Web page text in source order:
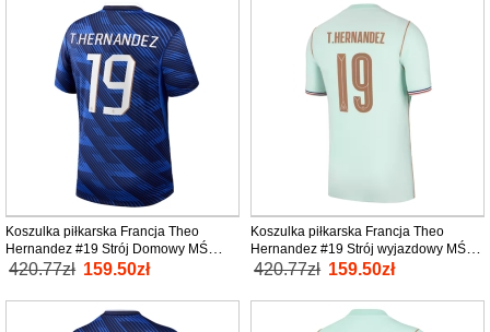
Koszulka piłkarska Francja Theo
Hernandez #19 Strój Domowy MŚ
2026 tanio Krótki Rękaw
420.77zł 159.50zł
Koszulka piłkarska Francja Theo
Hernandez #19 Strój wyjazdowy MŚ
2026 tanio Krótki Rękaw
420.77zł 159.50zł